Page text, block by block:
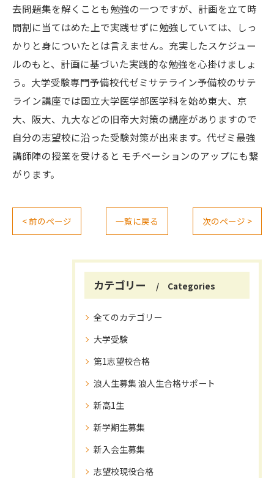
去問題集を解くことも勉強の一つですが、計画を立て時
間割に当てはめた上で実践せずに勉強していては、しっ
かりと身についたとは言えません。充実したスケジュー
ルのもと、計画に基づいた実践的な勉強を心掛けましょ
う。大学受験専門予備校代ゼミサテライン予備校のサテ
ライン講座では国立大学医学部医学科を始め東大、京
大、阪大、九大などの旧帝大対策の講座がありますので
自分の志望校に沿った受験対策が出来ます。代ゼミ最強
講師陣の授業を受けると モチベーションのアップにも繋
がります。
< 前のページ 一覧に戻る 次のページ >
カテゴリー Categories
全てのカテゴリー
大学受験
第1志望校合格
浪人生募集 浪人生合格サポート
新高1生
新学期生募集
新入会生募集
志望校現役合格